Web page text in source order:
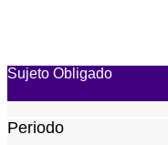
Sujeto Obligado
Periodo